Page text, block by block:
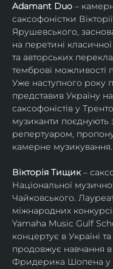
Adamant Duo –
саксофоністки
Ярушевського,
на перетині
та авторських
темброві можливості
Уже наступного року
представив Україну
саксофоністів у
музиканти поєднують
репертуаром,
камерне музикування.
Вікторія Тищик –
Національної
Чайковського.
міжнародних
Yamaha Music Gulf
концертує в Україні
продовжує навчання в
Фридерика Шопена у